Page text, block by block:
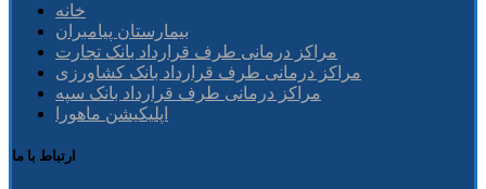
خانه
بیمارستان پیامبران
مراکز درمانی طرف قرارداد بانک تجارت
مراکز درمانی طرف قرارداد بانک کشاورزی
مراکز درمانی طرف قرارداد بانک سپه
اپلیکیشن ماهورا
ارتباط با ما